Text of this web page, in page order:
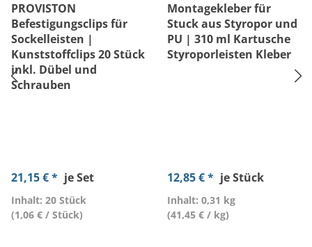
PROVISTON
Befestigungsclips für
Sockelleisten |
Kunststoffclips 20 Stück
inkl. Dübel und
Schrauben
21,15 € * je Set
Inhalt: 20 Stück
(1,06 € / Stück)
Montagekleber für
Stuck aus Styropor und
PU | 310 ml Kartusche
Styroporleisten Kleber
12,85 € * je Stück
Inhalt: 0,31 kg
(41,45 € / kg)